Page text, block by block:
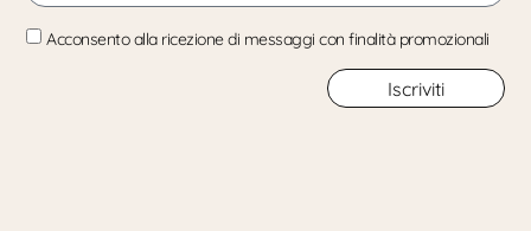
Acconsento alla ricezione di messaggi con finalità promozionali
Iscriviti